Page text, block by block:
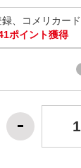
、コメリカー
ポイント獲得